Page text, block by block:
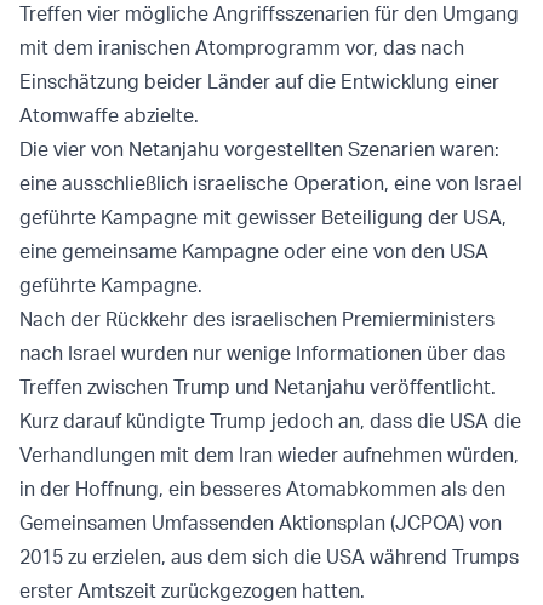
Treffen vier mögliche Angriffsszenarien für den Umgang
mit dem iranischen Atomprogramm vor, das nach
Einschätzung beider Länder auf die Entwicklung einer
Atomwaffe abzielte.
Die vier von Netanjahu vorgestellten Szenarien waren:
eine ausschließlich israelische Operation, eine von Israel
geführte Kampagne mit gewisser Beteiligung der USA,
eine gemeinsame Kampagne oder eine von den USA
geführte Kampagne.
Nach der Rückkehr des israelischen Premierministers
nach Israel wurden nur wenige Informationen über das
Treffen zwischen Trump und Netanjahu veröffentlicht.
Kurz darauf kündigte Trump jedoch an, dass die USA die
Verhandlungen mit dem Iran wieder aufnehmen würden,
in der Hoffnung, ein besseres Atomabkommen als den
Gemeinsamen Umfassenden Aktionsplan (JCPOA) von
2015 zu erzielen, aus dem sich die USA während Trumps
erster Amtszeit zurückgezogen hatten.